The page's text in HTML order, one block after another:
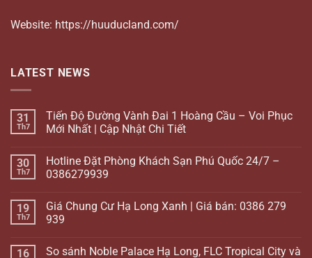
Website: https://huuducland.com/
LATEST NEWS
31
Th7
Tiến Độ Đường Vành Đai 1 Hoàng Cầu – Voi Phục
Mới Nhất | Cập Nhật Chi Tiết
30
Th7
Hotline Đặt Phòng Khách Sạn Phú Quốc 24/7 –
0386279939
19
Th7
Giá Chung Cư Hạ Long Xanh | Giá bán: 0386 279
939
16
So sánh Noble Palace Hạ Long, FLC Tropical City và